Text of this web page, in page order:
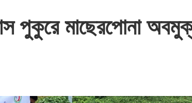
খাস পুকুরে মাছেরপোনা